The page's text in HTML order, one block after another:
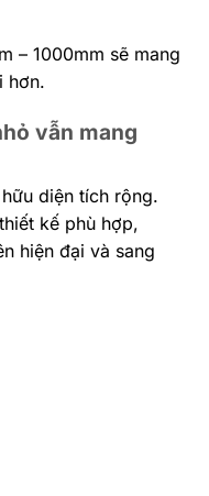
– 1000mm sẽ mang
hơn.
vẫn mang
diện tích rộng.
kế phù hợp,
hiện đại và sang